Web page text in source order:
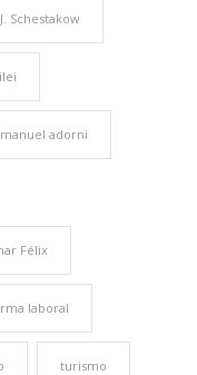
Schestakow
manuel adorni
Félix
laboral
turismo